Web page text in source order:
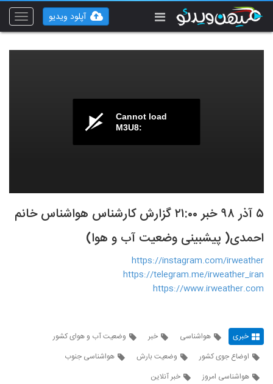
Toggle
آپلود ویدیو
Cannot load
M3U8:
۵ آذر ۹۸ خبر ۲۱‍:۰۰ گزارش کارشناس هواشناس خانم
احمدی( پیشبینی وضعیت آب و هوا)
https://instagram.com/irweather
https://telegram.me/irweather_iran
https://www.irweather.com
خبری هواشناسی خبر
وضعیت آب و هوای کشور
اوضاع جوی کشور
وضعیت بارش
هواشناسی جنوب
هواشناسی امروز
خبر آنلاین